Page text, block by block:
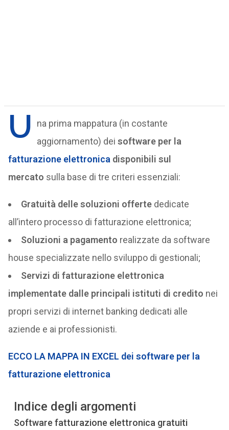
U
na prima mappatura (in costante
aggiornamento) dei software per la
fatturazione elettronica disponibili sul
mercato sulla base di tre criteri essenziali:
Gratuità delle soluzioni offerte dedicate
all’intero processo di fatturazione elettronica;
Soluzioni a pagamento realizzate da software
house specializzate nello sviluppo di gestionali;
Servizi di fatturazione elettronica
implementate dalle principali istituti di credito nei
propri servizi di internet banking dedicati alle
aziende e ai professionisti.
ECCO LA MAPPA IN EXCEL dei software per la
fatturazione elettronica
Indice degli argomenti
Software fatturazione elettronica gratuiti